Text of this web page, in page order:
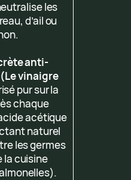
les
d’ail ou
anti-
vinaigre
pur sur la
chaque
acétique
naturel
les germes
la cuisine